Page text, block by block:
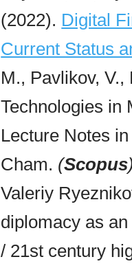
(2022). Digital
Current Status
M., Pavlikov,
Technologies in
Lecture Notes
Cham. (Scopus
Valeriy
diplomacy as
/ 21st century